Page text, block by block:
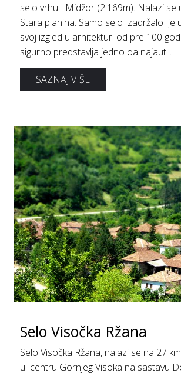
selo vrhu Midžor (2.169m). Nalazi se
Stara planina. Samo selo zadržalo je
svoj izgled u arhitekturi od pre 100
sigurno predstavlja jedno oa najaut...
SAZNAJ VIŠE
Selo Visočka Ržana
Selo Visočka Ržana, nalazi se na 27
u centru Gornjeg Visoka na sastavu